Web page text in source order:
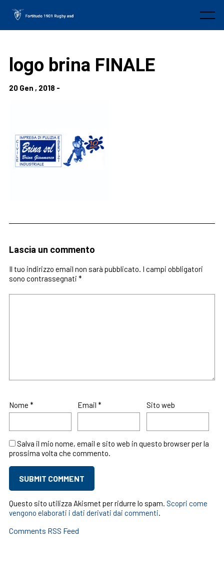
content
Menu
logo brina FINALE
20 Gen , 2018 -
Lascia un commento
Il tuo indirizzo email non sarà pubblicato. I campi obbligatori
sono contrassegnati *
Nome * Email* Sito web
Salva il mio nome, email e sito web in questo browser per la
prossima volta che commento.
Questo sito utilizza Akismet per ridurre lo spam. Scopri come
vengono elaborati i dati derivati dai commenti.
Comments RSS Feed